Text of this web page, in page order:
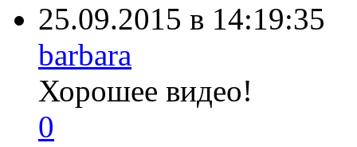
25.09.2015 в 14:19:35
barbara
Хорошее видео!
0